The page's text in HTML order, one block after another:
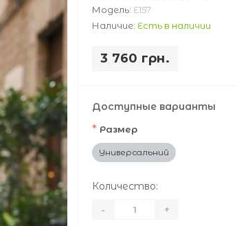
Модель: E157
Наличие: Есть в наличии
3 760 грн.
Доступные варианты
* Размер
Универсальний
Количество:
- +